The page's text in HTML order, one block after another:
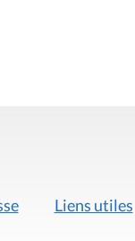
Liens utiles